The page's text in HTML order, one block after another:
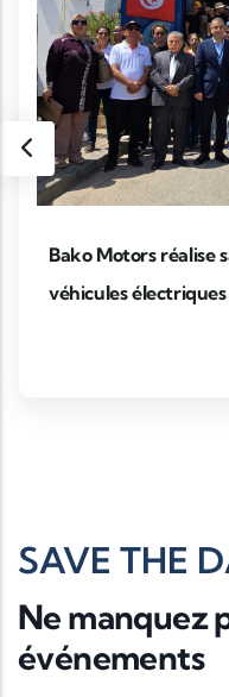
Bako Motors réalise
véhicules
SAVE THE
Ne manquez
événements